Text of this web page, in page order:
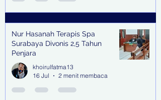
Nur Hasanah Terapis Spa
Surabaya Divonis 2,5 Tahun
Penjara
khoirulfatma13
16 Jul
2 menit membaca